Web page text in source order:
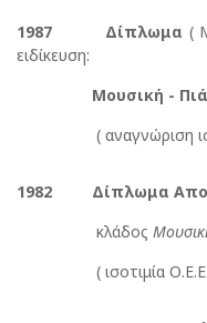
1987 Δίπλωμα (
ειδίκευση:
Μουσική -
( αναγνώριση
1982 Δίπλωμα
κλάδος
( ισοτιμία